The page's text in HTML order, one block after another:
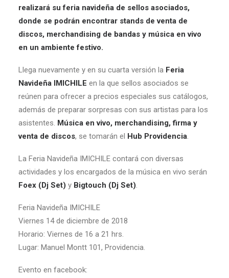
realizará su feria navideña de sellos asociados,
donde se podrán encontrar stands de venta de
discos, merchandising de bandas y música en vivo
en un ambiente festivo.
Llega nuevamente y en su cuarta versión la Feria
Navideña IMICHILE en la que sellos asociados se
reúnen para ofrecer a precios especiales sus catálogos,
además de preparar sorpresas con sus artistas para los
asistentes. Música en vivo, merchandising, firma y
venta de discos, se tomarán el Hub Providencia.
La Feria Navideña IMICHILE contará con diversas
actividades y los encargados de la música en vivo serán
Foex (Dj Set) y Bigtouch (Dj Set).
Feria Navideña IMICHILE
Viernes 14 de diciembre de 2018
Horario: Viernes de 16 a 21 hrs.
Lugar: Manuel Montt 101, Providencia.
Evento en facebook: